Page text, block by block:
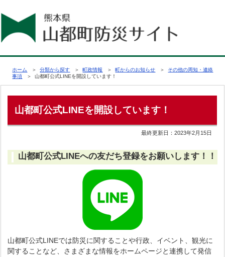
ホーム ＞分類から探す ＞町政情報 ＞町からのお知らせ ＞ その他の周知・連絡
事項 ＞ 山都町公式LINEを開設しています！
山都町公式LINEを開設しています！
最終更新日：2023年2月15日
山都町公式LINEへの友だち登録をお願いします！！
山都町公式LINEでは防災に関することや行政、イベント、観光に
関することなど、さまざまな情報をホームページと連携して発信